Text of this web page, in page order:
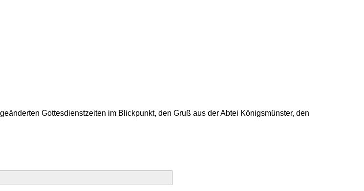
Gottesdienstzeiten im Blickpunkt, den Gruß aus der Abtei Königsmünster, den